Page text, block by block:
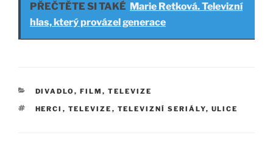
PŘEČTĚTE SI TAKÉ Marie Retková. Televizní
hlas, který provázel generace
RUBRIKY
DIVADLO, FILM, TELEVIZE
ŠTÍTKY
HERCI , TELEVIZE , TELEVIZNÍ SERIÁLY, ULICE